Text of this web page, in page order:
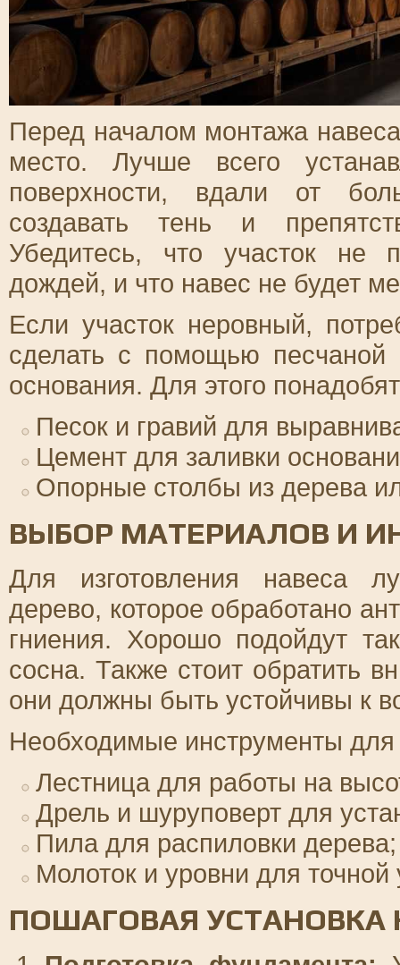
Перед началом монтажа
место. Лучше всего
поверхности, вдали от
создавать тень и
Убедитесь, что участок не
дождей, и что навес не будет
Если участок неровный,
сделать с помощью песчаной
основания. Для этого
Песок и гравий для
Цемент для заливки
Опорные столбы из дерева
ВЫБОР МАТЕРИАЛОВ И
Для изготовления навеса
дерево, которое обработано
гниения. Хорошо подойдут
сосна. Также стоит обратить
они должны быть устойчивы к
Необходимые инструменты для
Лестница для работы на
Дрель и шуруповерт для
Пила для распиловки дерева;
Молоток и уровни для точной
ПОШАГОВАЯ УСТАНОВКА